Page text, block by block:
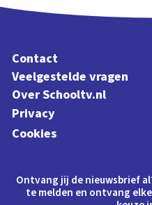
Contact
Veelgestelde vragen
Over Schooltv.nl
Privacy
Cookies
Ontvang jij de nieuwsbrief
te melden en ontvang